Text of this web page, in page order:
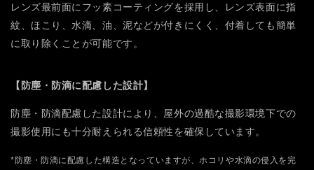
レンズ最前面にフッ素コーティングを採用し、レンズ表面に指
紋、ほこり、水滴、油、泥などが付きにくく、付着しても簡単
に取り除くことが可能です。
【防塵・防滴に配慮した設計】
防塵・防滴配慮した設計により、屋外の過酷な撮影環境下での
撮影使用にも十分耐えられる信頼性を確保しています。
*防塵・防滴に配慮した構造となっていますが、ホコリや水滴の侵入を完